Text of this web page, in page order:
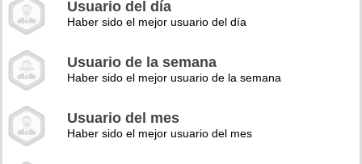
Usuario del día
Haber sido el mejor usuario del día
Usuario de la semana
Haber sido el mejor usuario de la semana
Usuario del mes
Haber sido el mejor usuario del mes